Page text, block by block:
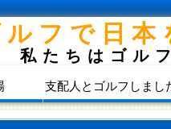
ルフで日本
私たちはゴル
支配人とゴルフしまし